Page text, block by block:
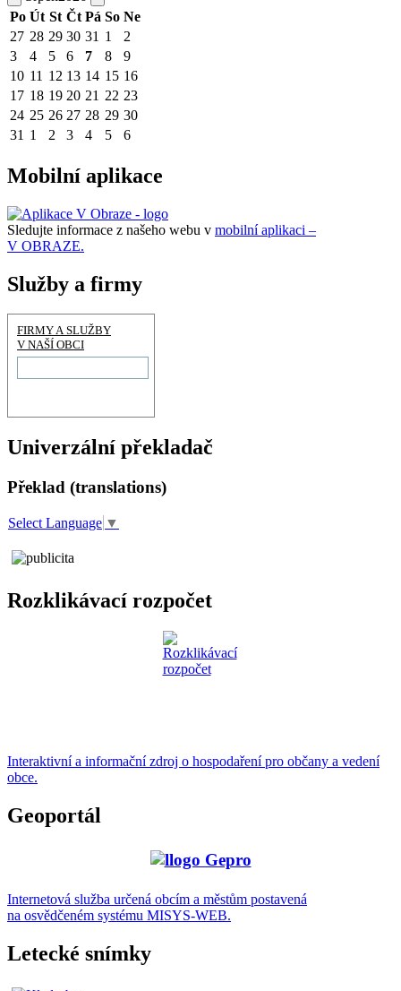
Po Út St Čt Pá So Ne
27 28 29 30 31 1
2
3
4 5 6 7 8
9
10 11 12 13 14 15 16
17 18 19 20 21 22 23
24 25 26 27 28 29 30
31 1 2 3 4 5 6
Mobilní aplikace
Sledujte informace z našeho webu v mobilní aplikaci –
V OBRAZE.
Služby a firmy
FIRMY A SLUŽBY
V NAŠÍ OBCI
Univerzální překladač
Překlad (translations)
Select Language ▼
Rozklikávací rozpočet
Interaktivní a informační zdroj o hospodaření pro občany a vedení
obce.
Geoportál
Internetová služba určená obcím a městům postavená
na osvědčeném systému MISYS-WEB.
Letecké snímky